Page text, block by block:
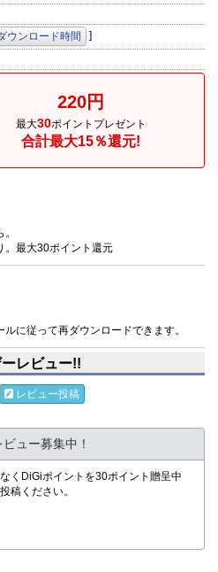
ウンロード時間
]
220円
最大30ポイントプレゼント
合計最大15％還元!
。最大30ポイント還元
に従って再ダウンロードできます。
レビュー!!
レビュー投稿
ュー募集中！
くDiGiポイントを30ポイント贈呈中
稿ください。